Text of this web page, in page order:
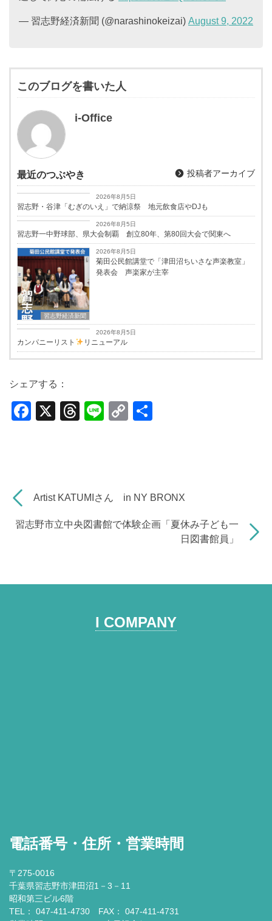
— 習志野経済新聞 (@narashinokeizai) August 9, 2022
このブログを書いた人
i-Office
最近のつぶやき 投稿者アーカイブ
2026年8月5日
習志野・谷津「むぎのいえ」で納涼祭 地元飲食店やDJも
習志野経済新聞
2026年8月5日
習志野一中野球部、県大会制覇 創立80年、第80回大会で関東へ
習志野経済新聞
2026年8月5日
菊田公民館講堂で「津田沼ちいさな声楽教室」
発表会 声楽家が主宰
お知らせ
2026年8月5日
カンパニーリスト リニューアル
シェアする：
F
b
o
o
X
T
d
s
Li
C
Li
n
k
Artist KATUMIさん in NY BRONX
習志野市立中央図書館で体験企画「夏休み子ども一
日図書館員」
I COMPANY
電話番号・住所・営業時間
〒275-0016
千葉県習志野市津田沼1－3－11
昭和第三ビル6階
TEL： 047-411-4730 FAX： 047-411-4731